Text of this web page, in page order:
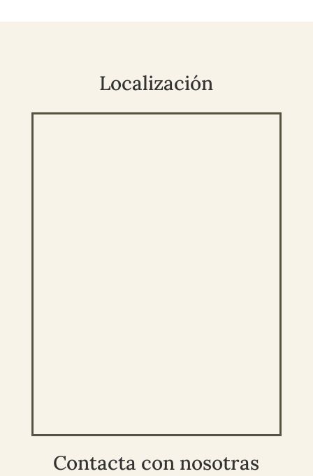
Localización
Contacta con nosotras